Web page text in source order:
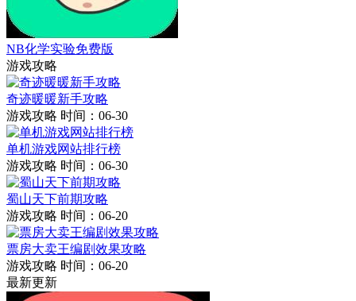
NB化学实验免费版
游戏攻略
奇迹暖暖新手攻略
游戏攻略 时间：06-30
单机游戏网站排行榜
游戏攻略 时间：06-30
蜀山天下前期攻略
游戏攻略 时间：06-20
票房大卖王编剧效果攻略
游戏攻略 时间：06-20
最新更新